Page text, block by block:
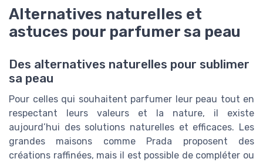
Alternatives naturelles et
astuces pour parfumer sa peau
Des alternatives naturelles pour sublimer
sa peau
Pour celles qui souhaitent parfumer leur peau tout en
respectant leurs valeurs et la nature, il existe
aujourd’hui des solutions naturelles et efficaces. Les
grandes maisons comme Prada proposent des
créations raffinées, mais il est possible de compléter ou